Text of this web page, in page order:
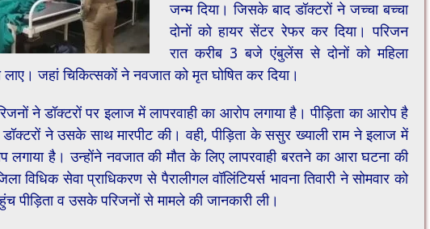
जन्म दिया। जिसके बाद डॉक्टरों ने जच्चा बच्चा
दोनों को हायर सेंटर रेफर कर दिया। परिजन
रात करीब 3 बजे एंबुलेंस से दोनों को महिला
जहां चिकित्सकों ने नवजात को मृत घोषित कर दिया।
ने डॉक्टरों पर इलाज में लापरवाही का आरोप लगाया है। पीड़िता का आरोप है
ने उसके साथ मारपीट की। वही, पीड़िता के ससुर ख्याली राम ने इलाज में
लगाया है। उन्होंने नवजात की मौत के लिए लापरवाही बरतने का आरा घटना की
विधिक सेवा प्राधिकरण से पैरालीगल वॉलिंटियर्स भावना तिवारी ने सोमवार को
पीड़िता व उसके परिजनों से मामले की जानकारी ली।